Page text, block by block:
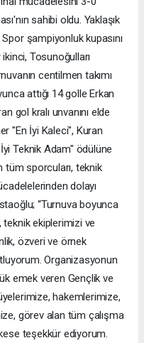
sahibi oldu. Yaklaşık
şampiyonluk kupasını
Tosunoğulları
centilmen takımı
attığı 14 golle Erkan
gol kralı unvanını elde
"En İyi Kaleci", Kuran
Teknik Adam" ödülüne
tüm sporcuları, teknik
dolayı
“Turnuva boyunca
teknik ekiplerimizi ve
özveri ve örnek
Organizasyonun
emek veren Gençlik ve
hakemlerimize,
görev alan tüm çalışma
teşekkür ediyorum.